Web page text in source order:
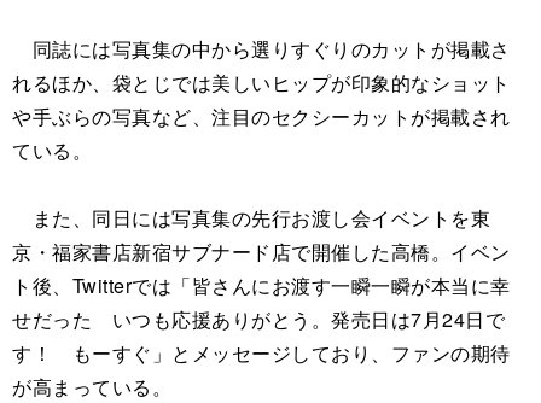
同誌には写真集の中から選りすぐりのカットが掲載さ
れるほか、袋とじでは美しいヒップが印象的なショット
や手ぶらの写真など、注目のセクシーカットが掲載され
ている。
また、同日には写真集の先行お渡し会イベントを東
京・福家書店新宿サブナード店で開催した高橋。イベン
ト後、Twitterでは「皆さんにお渡す一瞬一瞬が本当に幸
せだった いつも応援ありがとう。発売日は7月24日で
す！ もーすぐ」とメッセージしており、ファンの期待
が高まっている。